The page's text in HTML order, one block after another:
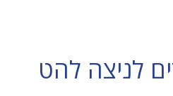
לניצה להט